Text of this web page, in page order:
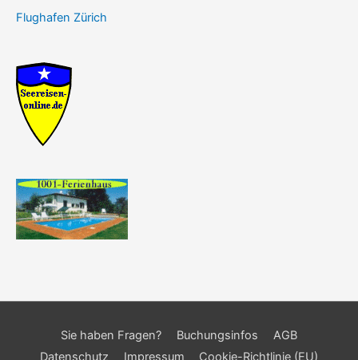
Flughafen Zürich
Sie haben Fragen? Buchungsinfos
AGB